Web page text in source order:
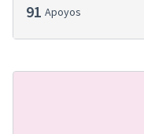
91 Apoyos